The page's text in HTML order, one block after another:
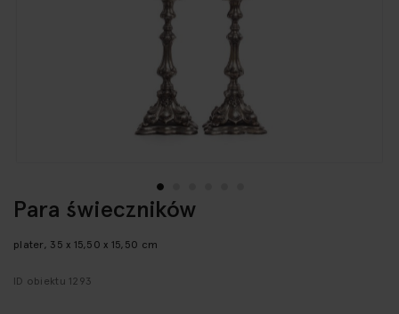
Przejdź
początek
plater, 35 x 15,50 x 15,50 cm
Para świeczników
ID obiektu 1293